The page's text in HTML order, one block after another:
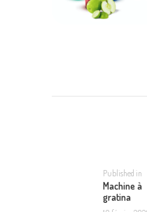
L’ARTICLE
Published in
Machine à
gratina